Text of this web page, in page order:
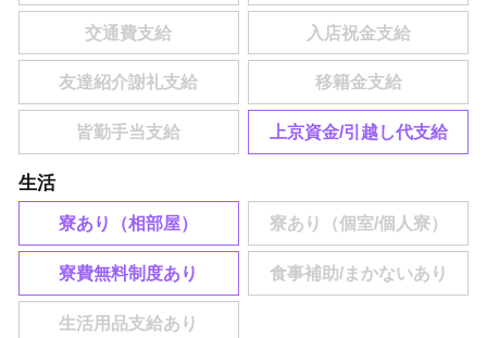
上京資金/引越し代支給
生活
寮あり（相部屋）
寮費無料制度あり